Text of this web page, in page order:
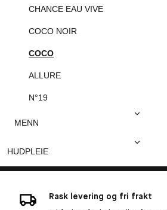
CHANCE EAU VIVE
COCO NOIR
COCO
ALLURE
N°19
MENN
HUDPLEIE
Rask levering og fri frakt